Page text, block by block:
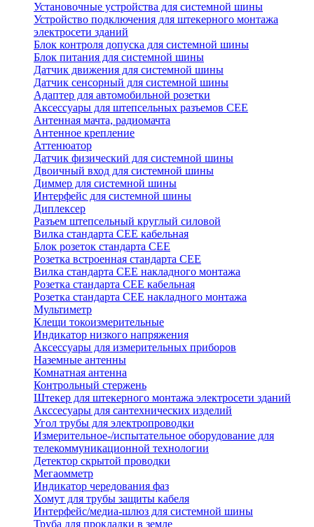
Установочные устройства для системной шины
Устройство подключения для штекерного монтажа
электросети зданий
Блок контроля допуска для системной шины
Блок питания для системной шины
Датчик движения для системной шины
Датчик сенсорный для системной шины
Адаптер для автомобильной розетки
Аксессуары для штепсельных разъемов CEE
Антенная мачта, радиомачта
Антенное крепление
Аттенюатор
Датчик физический для системной шины
Двоичный вход для системной шины
Диммер для системной шины
Интерфейс для системной шины
Диплексер
Разъем штепсельный круглый силовой
Вилка стандарта CEE кабельная
Блок розеток стандарта CEE
Розетка встроенная стандарта CEE
Вилка стандарта CEE накладного монтажа
Розетка стандарта СЕЕ кабельная
Розетка стандарта СЕЕ накладного монтажа
Мультиметр
Клещи токоизмерительные
Индикатор низкого напряжения
Аксессуары для измерительных приборов
Наземные антенны
Комнатная антенна
Контрольный стержень
Штекер для штекерного монтажа электросети зданий
Акссесуары для сантехнических изделий
Угол трубы для электропроводки
Измерительное-/испытательное оборудование для
телекоммуникационной технологии
Детектор скрытой проводки
Мегаомметр
Индикатор чередования фаз
Хомут для трубы защиты кабеля
Интерфейс/медиа-шлюз для системной шины
Труба для прокладки в земле